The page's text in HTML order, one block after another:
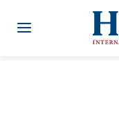
Inhalt